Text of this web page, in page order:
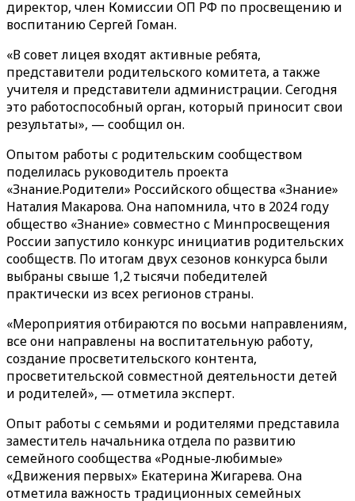
директор, член Комиссии ОП РФ по просвещению и
воспитанию Сергей Гоман.
«В совет лицея входят активные ребята,
представители родительского комитета, а также
учителя и представители администрации. Сегодня
это работоспособный орган, который приносит свои
результаты», — сообщил он.
Опытом работы с родительским сообществом
поделилась руководитель проекта
«Знание.Родители» Российского общества «Знание»
Наталия Макарова. Она напомнила, что в 2024 году
общество «Знание» совместно с Минпросвещения
России запустило конкурс инициатив родительских
сообществ. По итогам двух сезонов конкурса были
выбраны свыше 1,2 тысячи победителей
практически из всех регионов страны.
«Мероприятия отбираются по восьми направлениям,
все они направлены на воспитательную работу,
создание просветительского контента,
просветительской совместной деятельности детей
и родителей», — отметила эксперт.
Опыт работы с семьями и родителями представила
заместитель начальника отдела по развитию
семейного сообщества «Родные-любимые»
«Движения первых» Екатерина Жигарева. Она
отметила важность традиционных семейных